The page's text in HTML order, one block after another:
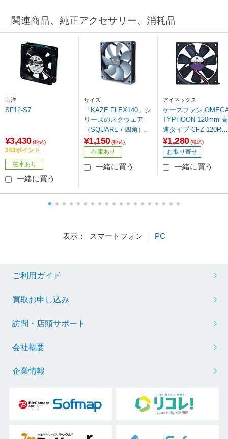
関連商品、純正アクセサリー、消耗品
山洋
SF12-S7
¥3,430 (税込)
343ポイント
在庫あり
一緒に買う
サイズ
「KAZE FLEX140」シ
リーズのスクウェア
（SQUARE / 四角）形
状モデル KF1425FD12
S-P 高精度密閉型FDB
ベアリング採用システ
ムファン
¥1,150 (税込)
在庫あり
一緒に買う
アイネックス
ケースファン
TYPHOON 120mm 高
速タイプ CFZ-120RB
[120mm /2000RPM]
¥1,280 (税込)
お取り寄せ
一緒に買う
表示： スマートフォン ｜ PC
ご利用ガイド
買取お申し込み
訪問・店頭サポート
会社概要
企業情報